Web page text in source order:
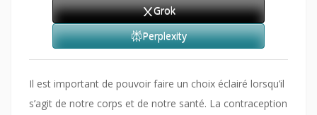
Grok
Perplexity
Il est important de pouvoir faire un choix éclairé lorsqu’il
s’agit de notre corps et de notre santé. La contraception